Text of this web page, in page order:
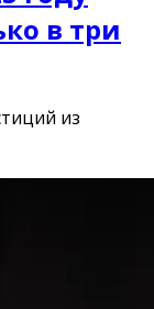
в три
из